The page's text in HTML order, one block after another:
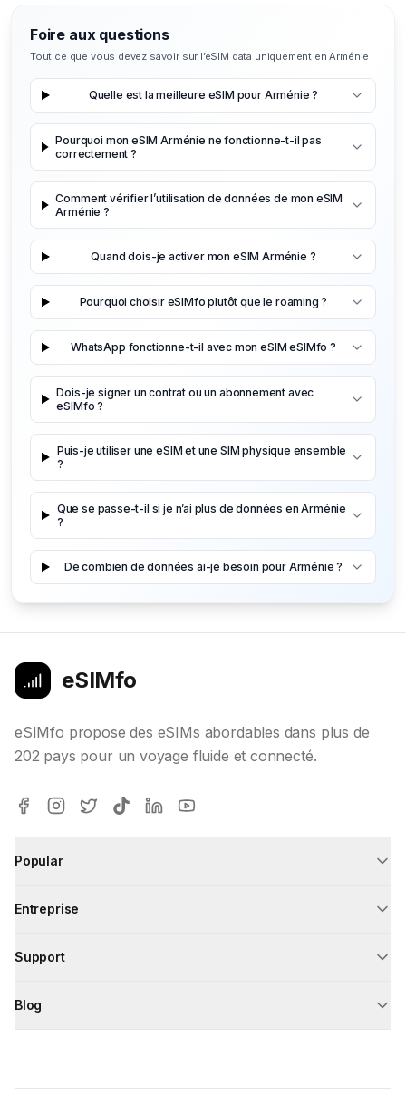
Foire aux questions
Tout ce que vous devez savoir sur l’eSIM data uniquement en Arménie
Quelle est la meilleure eSIM pour Arménie ?
Pourquoi mon eSIM Arménie ne fonctionne-t-il pas
correctement ?
Comment vérifier l’utilisation de données de mon eSIM
Arménie ?
Quand dois-je activer mon eSIM Arménie ?
Pourquoi choisir eSIMfo plutôt que le roaming ?
WhatsApp fonctionne-t-il avec mon eSIM eSIMfo ?
Dois-je signer un contrat ou un abonnement avec
eSIMfo ?
Puis-je utiliser une eSIM et une SIM physique ensemble
?
Que se passe-t-il si je n’ai plus de données en Arménie
?
De combien de données ai-je besoin pour Arménie ?
eSIMfo
eSIMfo propose des eSIMs abordables dans plus de
202 pays pour un voyage fluide et connecté.
Popular
Entreprise
Support
Blog